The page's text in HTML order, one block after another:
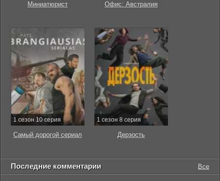
Миниатюрист Офис: Австралия
1 сезон 10 серия
Самый дорогой сериал
1 сезон 8 серия
Дерзость
Последние комментарии Все